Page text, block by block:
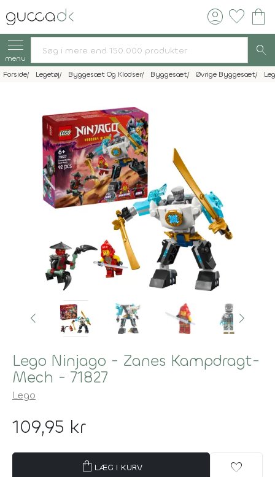
account_circle favorite shopping_bag
menu search
Forside Legetøj Byggesæt Og Klodser Byggesæt Øvrige Byggesæt
Lego Ninjago - Zanes Kampdragt-
Mech - 71827
Lego
109,95 kr
shopping_bag LÆG I KURV favorite